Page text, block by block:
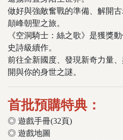
做好與強敵奮戰的準備、解開
顛峰朝聖之旅。
《空洞騎士：絲之歌》是獲獎
史詩級續作。
前往全新國度、發現新奇力量
開與你的身世之謎。
首批預購特典：
◎ 遊戲手冊(32頁)
◎ 遊戲地圖